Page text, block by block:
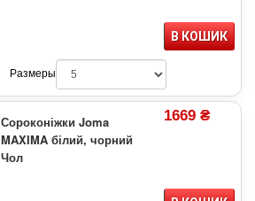
В КОШИК
Размеры
Сороконіжки Joma
MAXIMA білий, чорний
Чол
1669 ₴